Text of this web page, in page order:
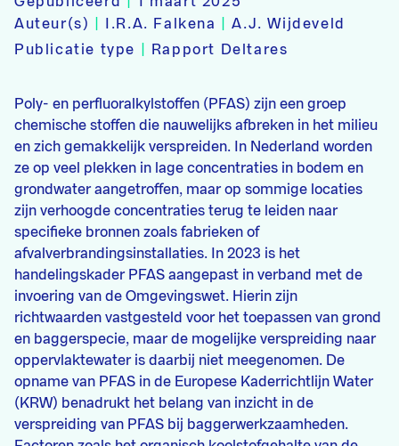
Auteur(s)
I.R.A. Falkena |A.J. Wijdeveld
Publicatie type
Rapport Deltares
Poly- en perfluoralkylstoffen (PFAS) zijn een groep
chemische stoffen die nauwelijks afbreken in het milieu
en zich gemakkelijk verspreiden. In Nederland worden
ze op veel plekken in lage concentraties in bodem en
grondwater aangetroffen, maar op sommige locaties
zijn verhoogde concentraties terug te leiden naar
specifieke bronnen zoals fabrieken of
afvalverbrandingsinstallaties. In 2023 is het
handelingskader PFAS aangepast in verband met de
invoering van de Omgevingswet. Hierin zijn
richtwaarden vastgesteld voor het toepassen van grond
en baggerspecie, maar de mogelijke verspreiding naar
oppervlaktewater is daarbij niet meegenomen. De
opname van PFAS in de Europese Kaderrichtlijn Water
(KRW) benadrukt het belang van inzicht in de
verspreiding van PFAS bij baggerwerkzaamheden.